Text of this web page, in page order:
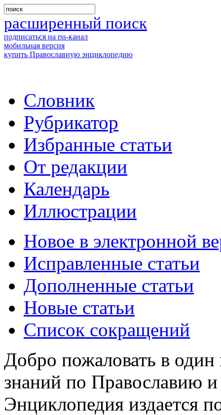
расширенный поиск
подписаться на rss-канал
мобильная версия
купить Православную энциклопедию
Словник
Рубрикатор
Избранные статьи
От редакции
Календарь
Иллюстрации
Новое в электронной
Исправленные статьи
Дополненные статьи
Новые статьи
Список сокращений
Добро пожаловать в
знаний по Православию
Энциклопедия издается